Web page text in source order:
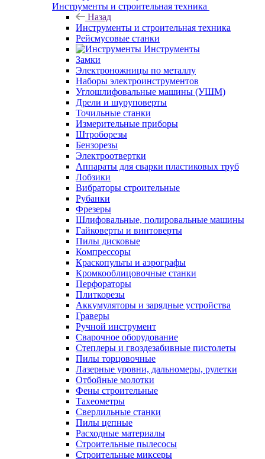
Инструменты и строительная техника
Назад
Инструменты и строительная техника
Рейсмусовые станки
Инструменты
Замки
Электроножницы по металлу
Наборы электроинструментов
Углошлифовальные машины (УШМ)
Дрели и шуруповерты
Точильные станки
Измерительные приборы
Штроборезы
Бензорезы
Электроотвертки
Аппараты для сварки пластиковых труб
Лобзики
Вибраторы строительные
Рубанки
Фрезеры
Шлифовальные, полировальные машины
Гайковерты и винтоверты
Пилы дисковые
Компрессоры
Краскопульты и аэрографы
Кромкооблицовочные станки
Перфораторы
Плиткорезы
Аккумуляторы и зарядные устройства
Граверы
Ручной инструмент
Сварочное оборудование
Степлеры и гвоздезабивные пистолеты
Пилы торцовочные
Лазерные уровни, дальномеры, рулетки
Отбойные молотки
Фены строительные
Тахеометры
Сверлильные станки
Пилы цепные
Расходные материалы
Строительные пылесосы
Строительные миксеры